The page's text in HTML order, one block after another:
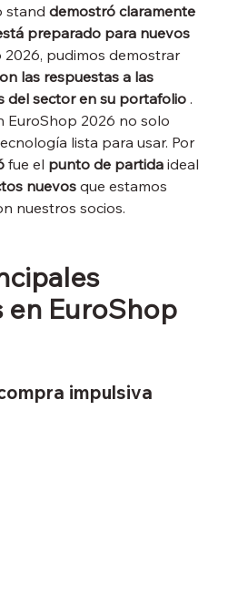
stand demostró claramente
preparado para nuevos
2026, pudimos demostrar
las respuestas a las
del sector en su portafolio .
EuroShop 2026 no solo
lista para usar. Por
fue el punto de partida ideal
nuevos que estamos
nuestros socios.
en EuroShop
impulsiva